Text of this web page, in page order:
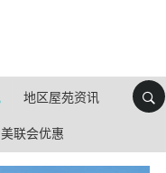
地区屋苑资讯
美联会优惠